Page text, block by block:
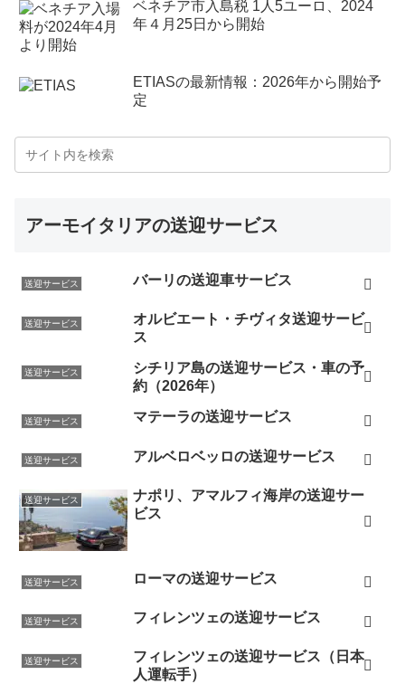
ベネチア市入島税 1人5ユーロ、2024
年４月25日から開始
ETIASの最新情報：2026年から開始予
定
アーモイタリアの送迎サービス
送迎サービス バーリの送迎車サービス
送迎サービス
オルビエート・チヴィタ送迎サービ
ス
送迎サービス
シチリア島の送迎サービス・車の予
約（2026年）
送迎サービス マテーラの送迎サービス
送迎サービス アルベロベッロの送迎サービス
送迎サービス
ナポリ、アマルフィ海岸の送迎サー
ビス
送迎サービス ローマの送迎サービス
送迎サービス フィレンツェの送迎サービス
送迎サービス
フィレンツェの送迎サービス（日本
人運転手）